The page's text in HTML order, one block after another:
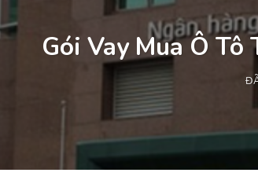
Gói Vay Mua Ô